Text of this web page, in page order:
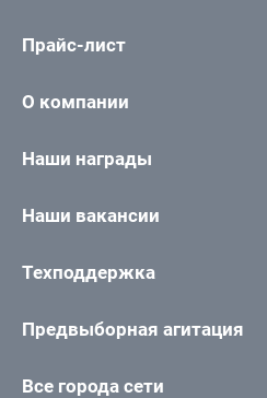
Прайс-лист
О компании
Наши награды
Наши вакансии
Техподдержка
Предвыборная агитация
Все города сети